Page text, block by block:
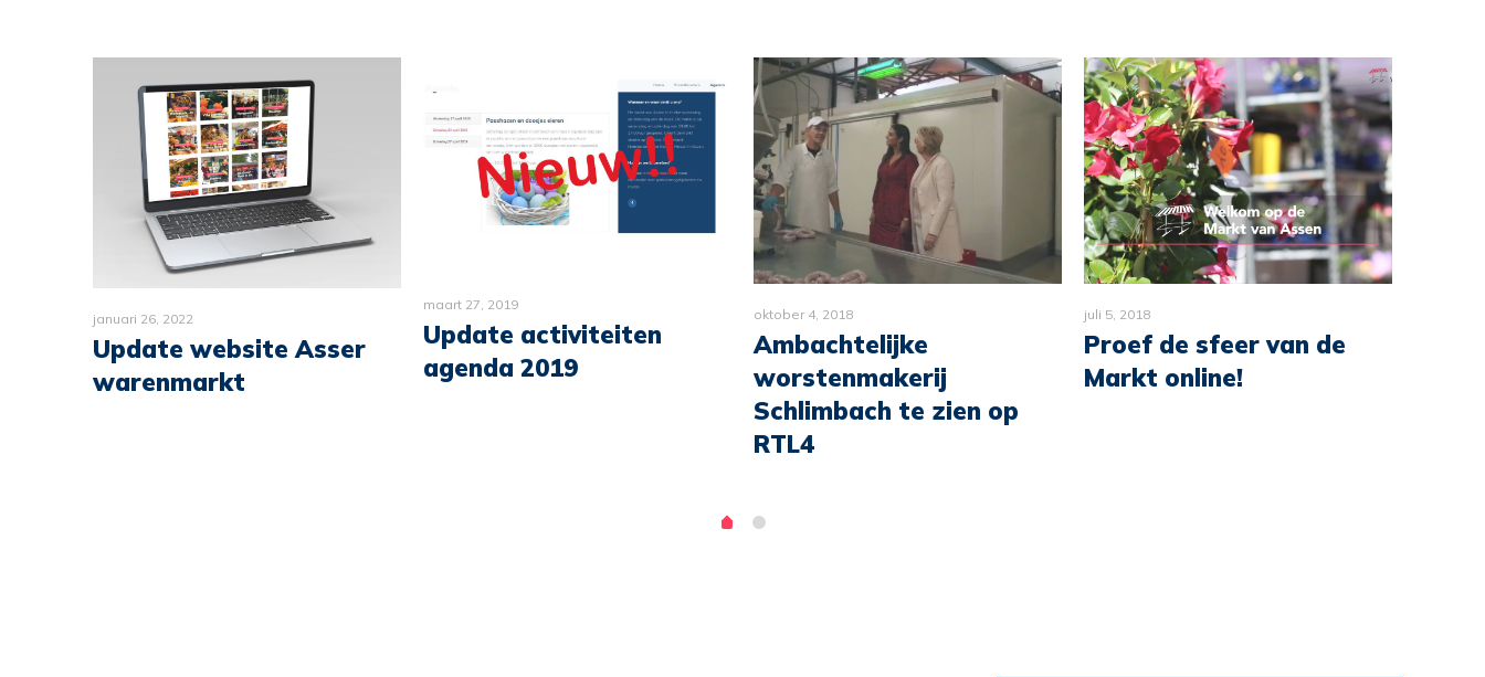
januari 26, 2022
Update website Asser
warenmarkt
maart 27, 2019
Update activiteiten
agenda 2019
oktober 4, 2018
Ambachtelijke
worstenmakerij
Schlimbach te zien op
RTL4
juli 5, 2018
Proef de sfeer van de
Markt online!